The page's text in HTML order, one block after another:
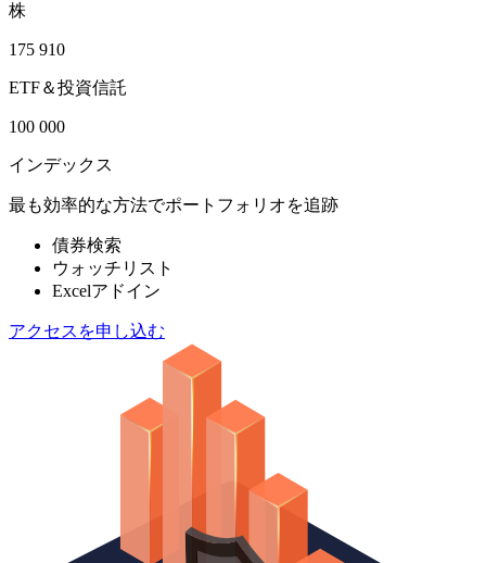
株
175 910
ETF＆投資信託
100 000
インデックス
最も効率的な方法でポートフォリオを追跡
債券検索
ウォッチリスト
Excelアドイン
アクセスを申し込む